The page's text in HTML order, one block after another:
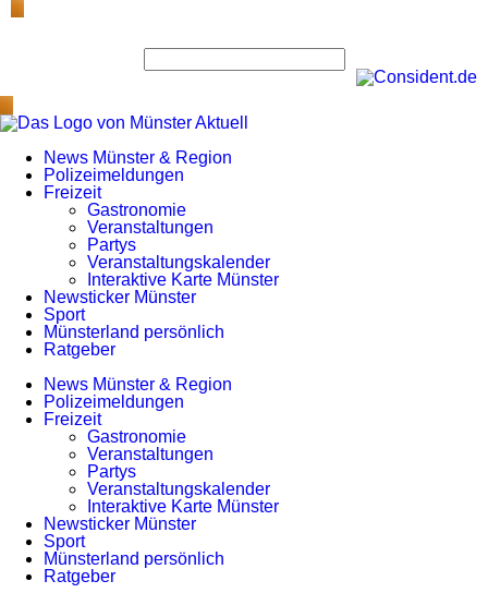
News Münster & Region
Polizeimeldungen
Freizeit
Gastronomie
Veranstaltungen
Partys
Veranstaltungskalender
Interaktive Karte Münster
Newsticker Münster
Sport
Münsterland persönlich
Ratgeber
News Münster & Region
Polizeimeldungen
Freizeit
Gastronomie
Veranstaltungen
Partys
Veranstaltungskalender
Interaktive Karte Münster
Newsticker Münster
Sport
Münsterland persönlich
Ratgeber